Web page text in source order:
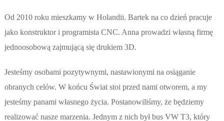
Od 2010 roku mieszkamy w Holandii. Bartek na co dzień pracuje
jako konstruktor i programista CNC. Anna prowadzi własną firmę
jednoosobową zajmującą się drukiem 3D.
Jesteśmy osobami pozytywnymi, nastawionymi na osiąganie
obranych celów. W końcu Świat stoi przed nami otworem, a my
jesteśmy panami własnego życia. Postanowiliśmy, że będziemy
realizować nasze marzenia. Jednym z nich był bus VW T3, który